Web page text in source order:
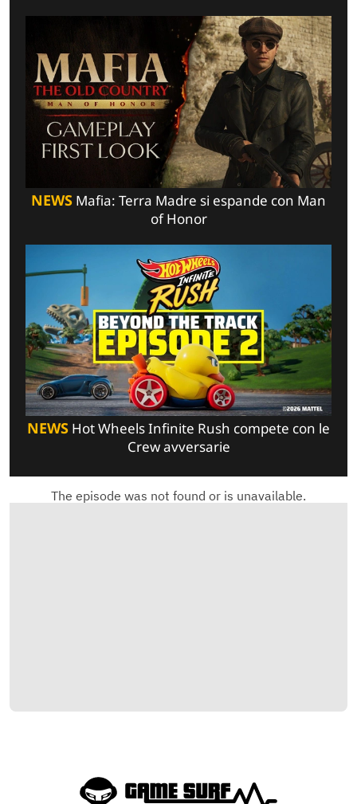
NEWS Mafia: Terra Madre si espande con Man
of Honor
NEWS Hot Wheels Infinite Rush compete con le
Crew avversarie